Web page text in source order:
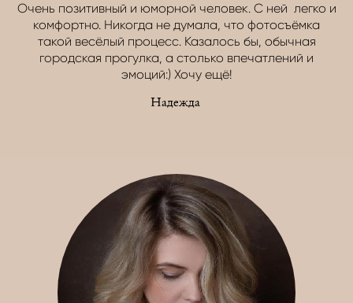
Очень позитивный и юморной человек. С ней легко и
комфортно. Никогда не думала, что фотосъёмка
такой весёлый процесс. Казалось бы, обычная
городская прогулка, а столько впечатлений и
эмоций:) Хочу ещё!
Надежда